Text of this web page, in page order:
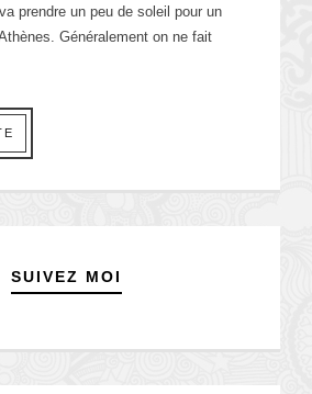
prendre un peu de soleil pour un
Généralement on ne fait
SUIVEZ MOI